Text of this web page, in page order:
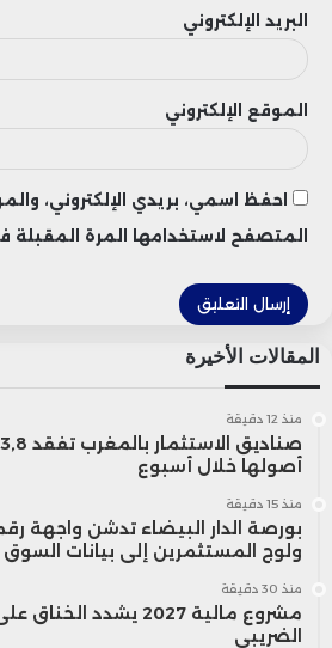
البريد الإلكتروني
الموقع الإلكتروني
احفظ اسمي، بريدي الإلكتروني،
المتصفح لاستخدامها المرة المقبلة
المقالات الأخيرة
منذ 12 دقيقة
أصولها خلال أسبوع
منذ 15 دقيقة
بورصة الدار البيضاء تدشن واجهة
ولوج المستثمرين إلى بيانات السوق
منذ 30 دقيقة
مشروع مالية 2027 يشدد
الضريبي